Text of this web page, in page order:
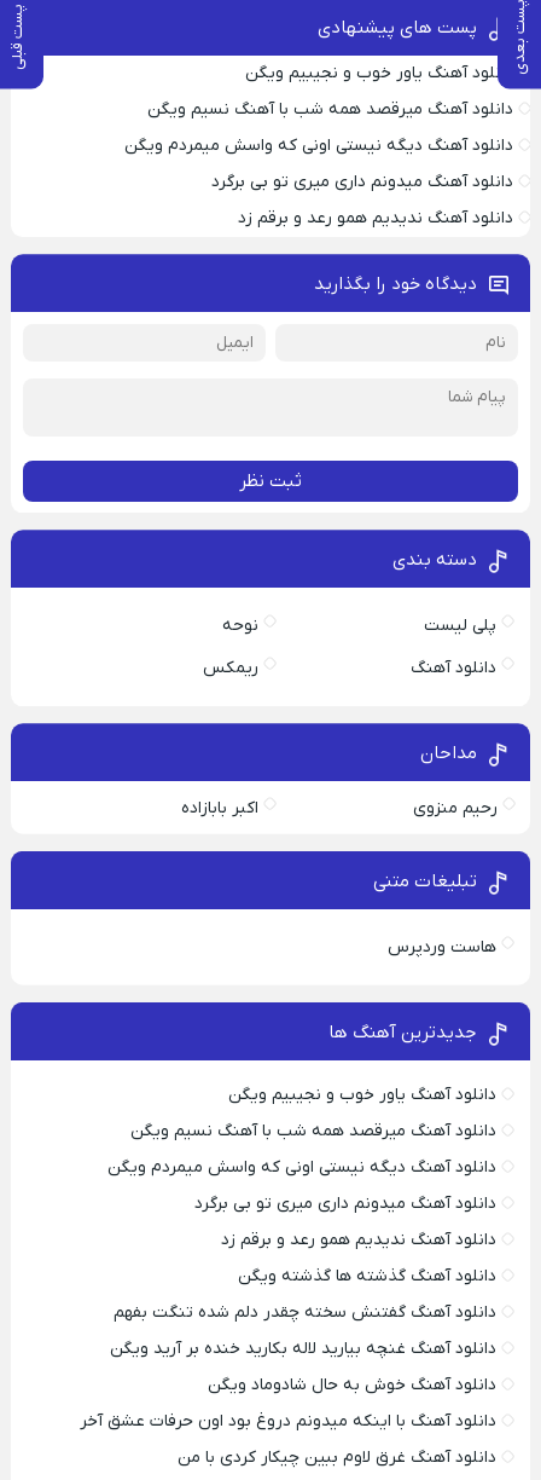
پست بعدی پست قبلی پست های پیشنهادی
دانلود آهنگ یاور خوب و نجیبیم ویگن
دانلود آهنگ میرقصد همه شب با آهنگ نسیم ویگن
دانلود آهنگ دیگه نیستی اونی که واسش میمردم ویگن
دانلود آهنگ میدونم داری میری تو بی برگرد
دانلود آهنگ ندیدیم همو رعد و برقم زد
دیدگاه خود را بگذارید
ثبت نظر
دسته بندی
پلی لیست
نوحه
دانلود آهنگ
ریمکس
مداحان
رحیم منزوی اکبر بابازاده
تبلیغات متنی
هاست وردپرس
جدیدترین آهنگ ها
دانلود آهنگ یاور خوب و نجیبیم ویگن
دانلود آهنگ میرقصد همه شب با آهنگ نسیم ویگن
دانلود آهنگ دیگه نیستی اونی که واسش میمردم ویگن
دانلود آهنگ میدونم داری میری تو بی برگرد
دانلود آهنگ ندیدیم همو رعد و برقم زد
دانلود آهنگ گذشته ها گذشته ویگن
دانلود آهنگ گفتنش سخته چقدر دلم شده تنگت بفهم
دانلود آهنگ غنچه بیارید لاله بکارید خنده بر آرید ویگن
دانلود آهنگ خوش به حال شادوماد ویگن
دانلود آهنگ با اینکه میدونم دروغ بود اون حرفات عشق آخر
دانلود آهنگ غرق لاوم ببین چیکار کردی با من